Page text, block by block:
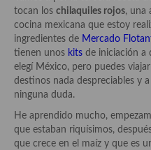
Historia de la gastronomía,
historias culinarias y otras
Origen y evolución de la
Protocolo y buenas maneras.
Ocio – restaurantes, bares,
Viajes eno-gastro-turísticos
tocan los chilaquiles rojos, una
cocina mexicana que estoy
ingredientes de Mercado
tienen unos kits de iniciación a
elegí México, pero puedes
destinos nada despreciables y
ninguna duda.
He aprendido mucho,
que estaban riquísimos,
que crece en el maíz y que es